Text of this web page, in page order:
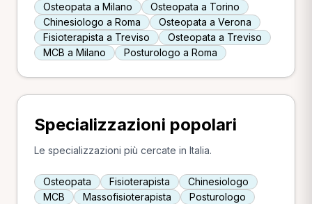
Osteopata a Milano
Osteopata a Torino
Chinesiologo a Roma
Osteopata a Verona
Fisioterapista a Treviso
Osteopata a Treviso
MCB a Milano
Posturologo a Roma
Specializzazioni popolari
Le specializzazioni più cercate in Italia.
Osteopata Fisioterapista
Chinesiologo
MCB
Massofisioterapista
Posturologo